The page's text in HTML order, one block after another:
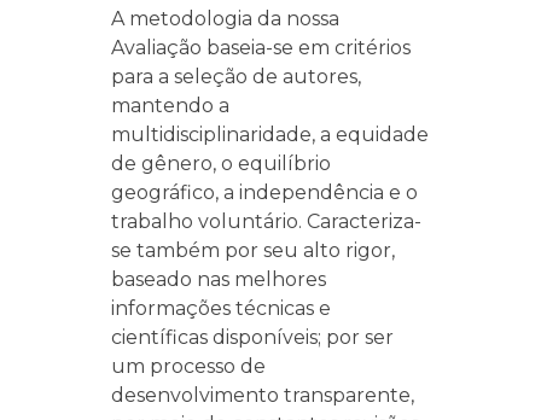
A metodologia da nossa
Avaliação baseia-se em critérios
para a seleção de autores,
mantendo a
multidisciplinaridade, a equidade
de gênero, o equilíbrio
geográfico, a independência e o
trabalho voluntário. Caracteriza-
se também por seu alto rigor,
baseado nas melhores
informações técnicas e
científicas disponíveis; por ser
um processo de
desenvolvimento transparente,